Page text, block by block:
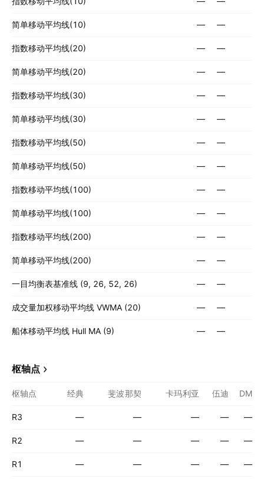
简单移动平均线(10) — —
指数移动平均线(20) — —
简单移动平均线(20) — —
指数移动平均线(30) — —
简单移动平均线(30) — —
指数移动平均线(50) — —
简单移动平均线(50) — —
指数移动平均线(100) — —
简单移动平均线(100) — —
指数移动平均线(200) — —
简单移动平均线(200) — —
一目均衡表基准线 (9, 26, 52, 26) — —
成交量加权移动平均线 VWMA (20) — —
船体移动平均线 Hull MA (9) — —
枢轴点
枢轴点 经典 斐波那契 卡玛利亚 伍迪 DM
R3 — — — — —
R2 — — — — —
R1 — — — — —